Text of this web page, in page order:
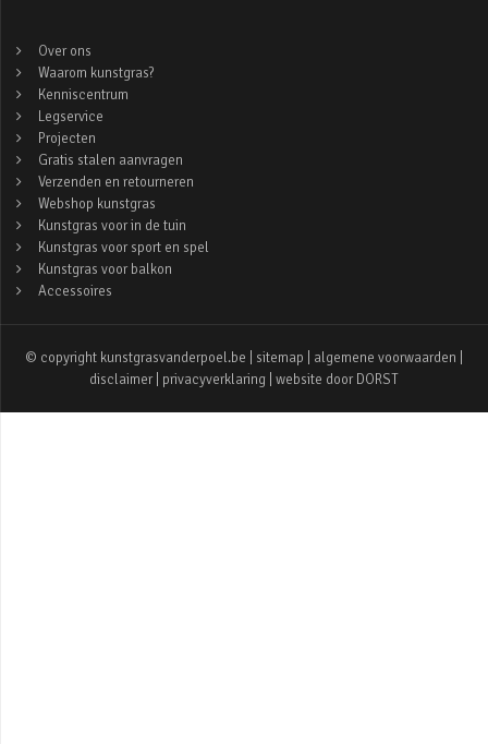
Over ons
Waarom kunstgras?
Kenniscentrum
Legservice
Projecten
Gratis stalen aanvragen
Verzenden en retourneren
Webshop kunstgras
Kunstgras voor in de tuin
Kunstgras voor sport en spel
Kunstgras voor balkon
Accessoires
© copyright kunstgrasvanderpoel.be | sitemap algemene voorwaarden
disclaimer
privacyverklaring | website door DORST